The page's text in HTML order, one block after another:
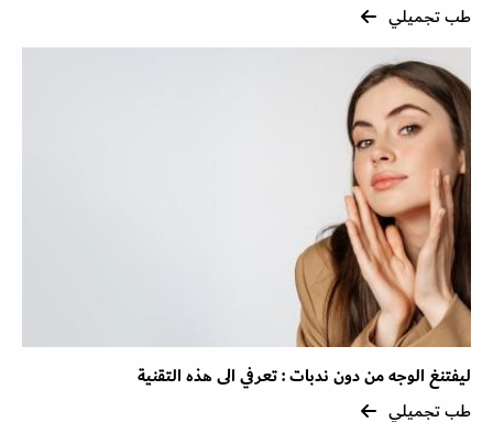
طب تجميلي
ليفتنغ الوجه من دون ندبات : تعرفي الى هذه التقنية
طب تجميلي